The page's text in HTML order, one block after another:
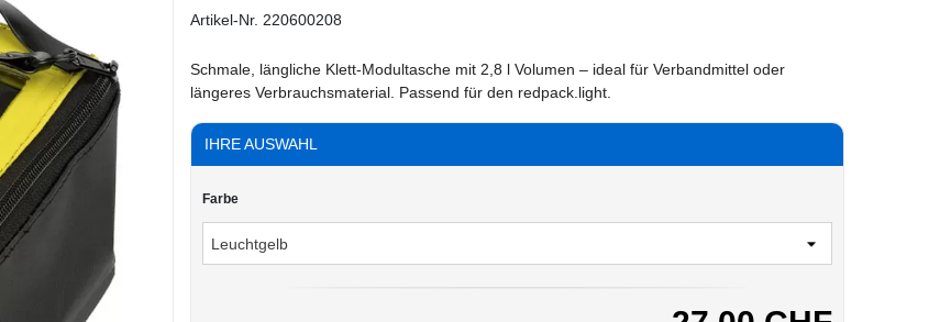
Artikel-Nr. 220600208
Schmale, längliche Klett-Modultasche mit 2,8 l Volumen – ideal für Verbandmittel oder
längeres Verbrauchsmaterial. Passend für den redpack.light.
IHRE AUSWAHL
Farbe